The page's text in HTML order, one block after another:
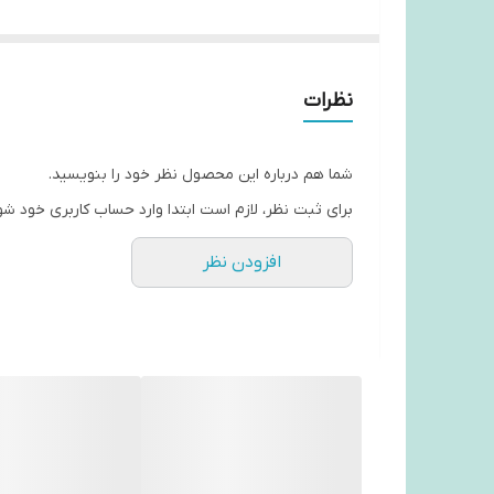
نظرات
شما هم درباره این محصول نظر خود را بنویسید.
برای ثبت نظر، لازم است ابتدا وارد حساب کاربری خود
افزودن نظر